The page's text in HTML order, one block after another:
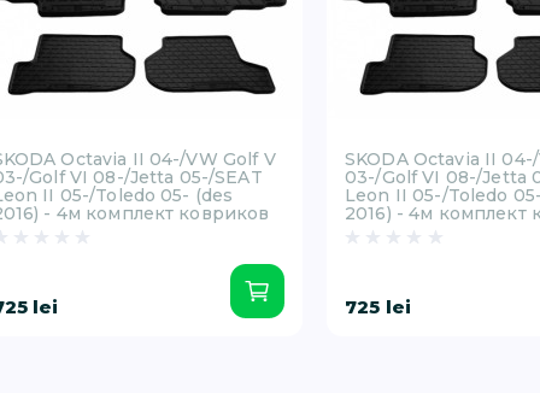
Octavia II 04-/VW Golf V
Golf VI 08-/Jetta 05-/SEAT
II 05-/Toledo 05- (des
- 4м комплект ковриков
lei
SKODA Octavia II
03-/Golf VI 08-/Jetta
Leon II 05-/Toledo
2016) - 4м комплект
725 lei